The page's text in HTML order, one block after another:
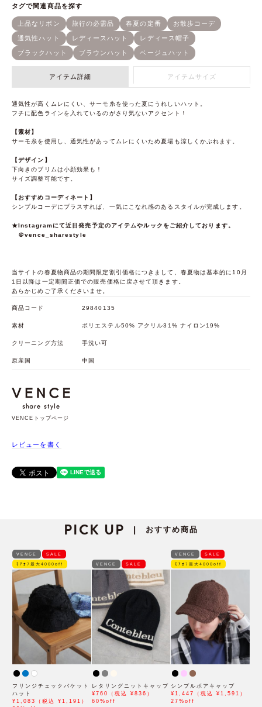
アイテム詳細 アイテムサイズ
通気性が高くムレにくい、サーモ糸を使った夏にうれしいハット。
フチに配色ラインを入れているのがさり気ないアクセント！
【素材】
サーモ糸を使用し、通気性があってムレにくいため夏場も涼しくかぶれます。
【デザイン】
下向きのブリムは小顔効果も！
サイズ調整可能です。
【おすすめコーディネート】
シンプルコーデにプラスすれば、一気にこなれ感のあるスタイルが完成します。
★Instagramにて近日発売予定のアイテムやルックをご紹介しております。
＠vence_sharestyle
当サイトの春夏物商品の期間限定割引価格につきまして、春夏物は基本的に10月
1日以降は一定期間正価での販売価格に戻させて頂きます。
あらかじめご了承くださいませ。
商品コード 29840135
素材 ポリエステル50% アクリル31% ナイロン19%
クリーニング方法 手洗い可
原産国 中国
VENCEトップページ
レビューを書く
PICK UP | おすすめ商品
VENCE SALE
ﾓｱｵﾌ最大4000off
フリンジチェックバケット
ハット
¥1,083（税込 ¥1,191）
VENCE SALE
レタリングニットキャップ
¥760（税込 ¥836）
60%off
VENCE SALE
ﾓｱｵﾌ最大4000off
シンプルボアキャップ
¥1,447（税込 ¥1,591）
27%off